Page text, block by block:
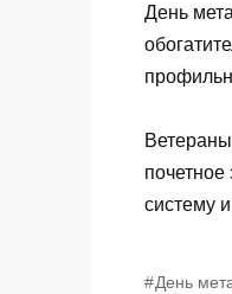
День
систему
День